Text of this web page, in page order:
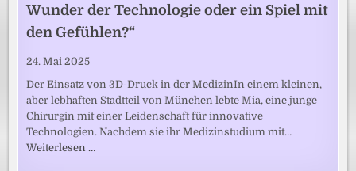
Wunder der Technologie oder ein Spiel mit
den Gefühlen?“
24. Mai 2025
Der Einsatz von 3D-Druck in der MedizinIn einem kleinen,
aber lebhaften Stadtteil von München lebte Mia, eine junge
Chirurgin mit einer Leidenschaft für innovative
Technologien. Nachdem sie ihr Medizinstudium mit…
Weiterlesen …